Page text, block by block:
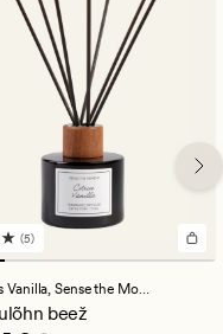
(5)
Vanilla,Sense the Moment
beež